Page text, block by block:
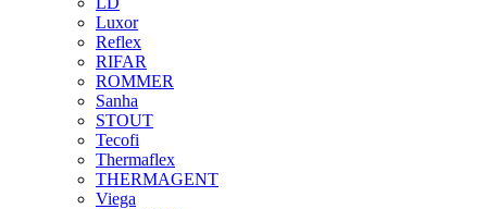
Luxor
Reflex
RIFAR
ROMMER
Sanha
STOUT
Tecofi
Thermaflex
THERMAGENT
Viega